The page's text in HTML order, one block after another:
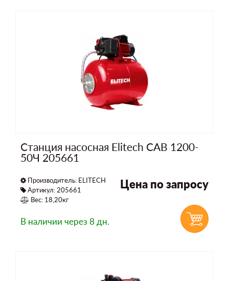
Станция насосная Elitech САВ 1200-
50Ч 205661
Производитель: ELITECH
Артикул: 205661
Вес: 18,20кг
Цена по запросу
В наличии через 8 дн.